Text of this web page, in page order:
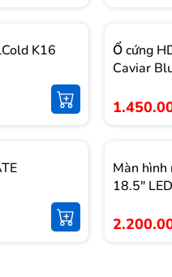
K16
Ổ cứng
Caviar
Màn
18.5"